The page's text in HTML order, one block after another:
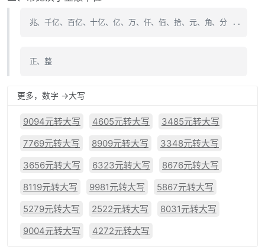
兆、千亿、百亿、十亿、亿、万、仟、佰、拾、元、角、分 ..
正、整
更多，数字 ->大写
9094元转大写 4605元转大写
3485元转大写
7769元转大写
8909元转大写
3348元转大写
3656元转大写
6323元转大写
8676元转大写
8119元转大写
9981元转大写
5867元转大写
5279元转大写
2522元转大写
8031元转大写
9004元转大写
4272元转大写